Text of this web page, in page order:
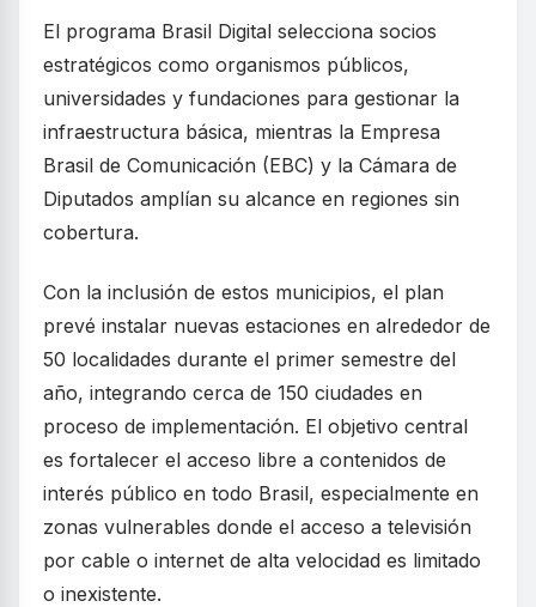
El programa Brasil Digital selecciona socios
estratégicos como organismos públicos,
universidades y fundaciones para gestionar la
infraestructura básica, mientras la Empresa
Brasil de Comunicación (EBC) y la Cámara de
Diputados amplían su alcance en regiones sin
cobertura.
Con la inclusión de estos municipios, el plan
prevé instalar nuevas estaciones en alrededor de
50 localidades durante el primer semestre del
año, integrando cerca de 150 ciudades en
proceso de implementación. El objetivo central
es fortalecer el acceso libre a contenidos de
interés público en todo Brasil, especialmente en
zonas vulnerables donde el acceso a televisión
por cable o internet de alta velocidad es limitado
o inexistente.